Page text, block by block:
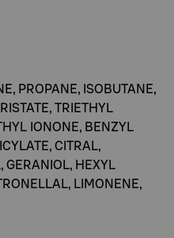
PROPANE, ISOBUTANE,
TRIETHYL
IONONE, BENZYL
CITRAL,
GERANIOL, HEXYL
LIMONENE,